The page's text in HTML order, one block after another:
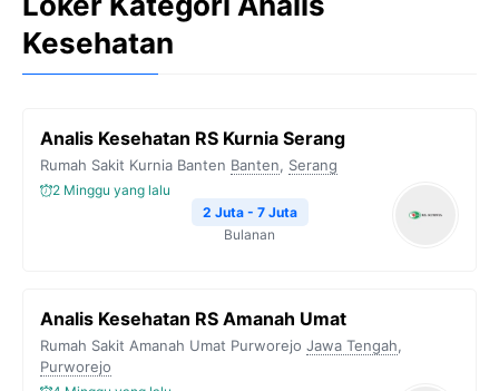
Kesehatan
Analis Kesehatan RS Kurnia Serang
Rumah Sakit Kurnia Banten Banten, Serang
2 Minggu yang lalu
2 Juta - 7 Juta
Bulanan
Analis Kesehatan RS Amanah Umat
Rumah Sakit Amanah Umat Purworejo Jawa Tengah,
Purworejo